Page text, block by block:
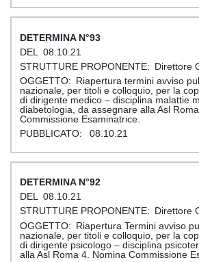
93
08.10.21
Direttore
Riapertura termini avviso
nazionale, per titoli e colloquio, per la
di dirigente medico – disciplina malattie
diabetologia, da assegnare alla Asl
Commissione Esaminatrice.
08.10.21
92
08.10.21
Direttore
Riapertura Termini avviso
nazionale, per titoli e colloquio, per la
di dirigente psicologo – disciplina
alla Asl Roma 4. Nomina Commissione